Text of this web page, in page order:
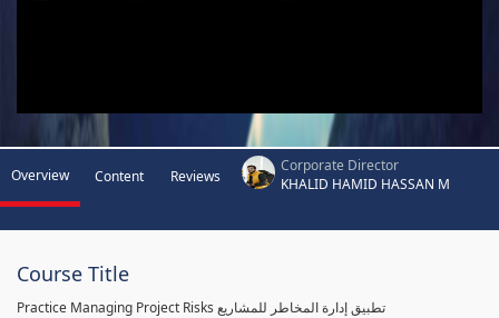
Overview Content Reviews
Corporate Director
KHALID HAMID HASSAN M
Course Title
Practice Managing Project Risks تطبيق إدارة المخاطر للمشاريع